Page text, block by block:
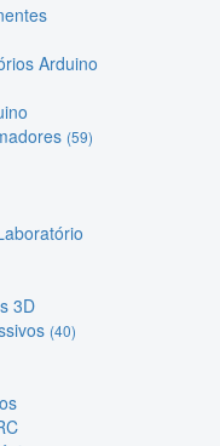
Arduino
(59)
3D
(40)